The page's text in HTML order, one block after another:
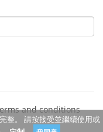
and conditions
整。 請按接受並繼續使用或